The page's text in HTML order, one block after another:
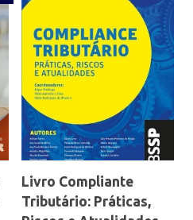
Livro Compliante
Tributário: Práticas,